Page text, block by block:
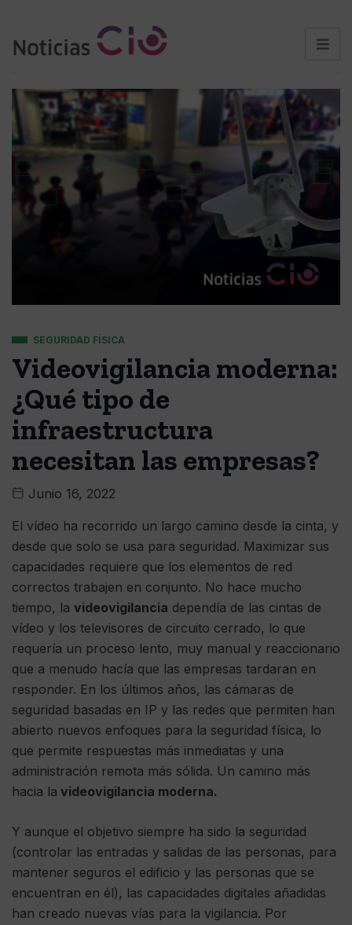
SEGURIDAD FÍSICA
Videovigilancia moderna:
¿Qué tipo de
infraestructura
necesitan las empresas?
Junio 16, 2022
El vídeo ha recorrido un largo camino desde la cinta, y
desde que solo se usa para seguridad. Maximizar sus
capacidades requiere que los elementos de red
correctos trabajen en conjunto. No hace mucho
tiempo, la videovigilancia dependía de las cintas de
vídeo y los televisores de circuito cerrado, lo que
requería un proceso lento, muy manual y reaccionario
que a menudo hacía que las empresas tardaran en
responder. En los últimos años, las cámaras de
seguridad basadas en IP y las redes que permiten han
abierto nuevos enfoques para la seguridad física, lo
que permite respuestas más inmediatas y una
administración remota más sólida. Un camino más
hacia la videovigilancia moderna.
Y aunque el objetivo siempre ha sido la seguridad
(controlar las entradas y salidas de las personas, para
mantener seguros el edificio y las personas que se
encuentran en él), las capacidades digitales añadidas
han creado nuevas vías para la vigilancia. Por